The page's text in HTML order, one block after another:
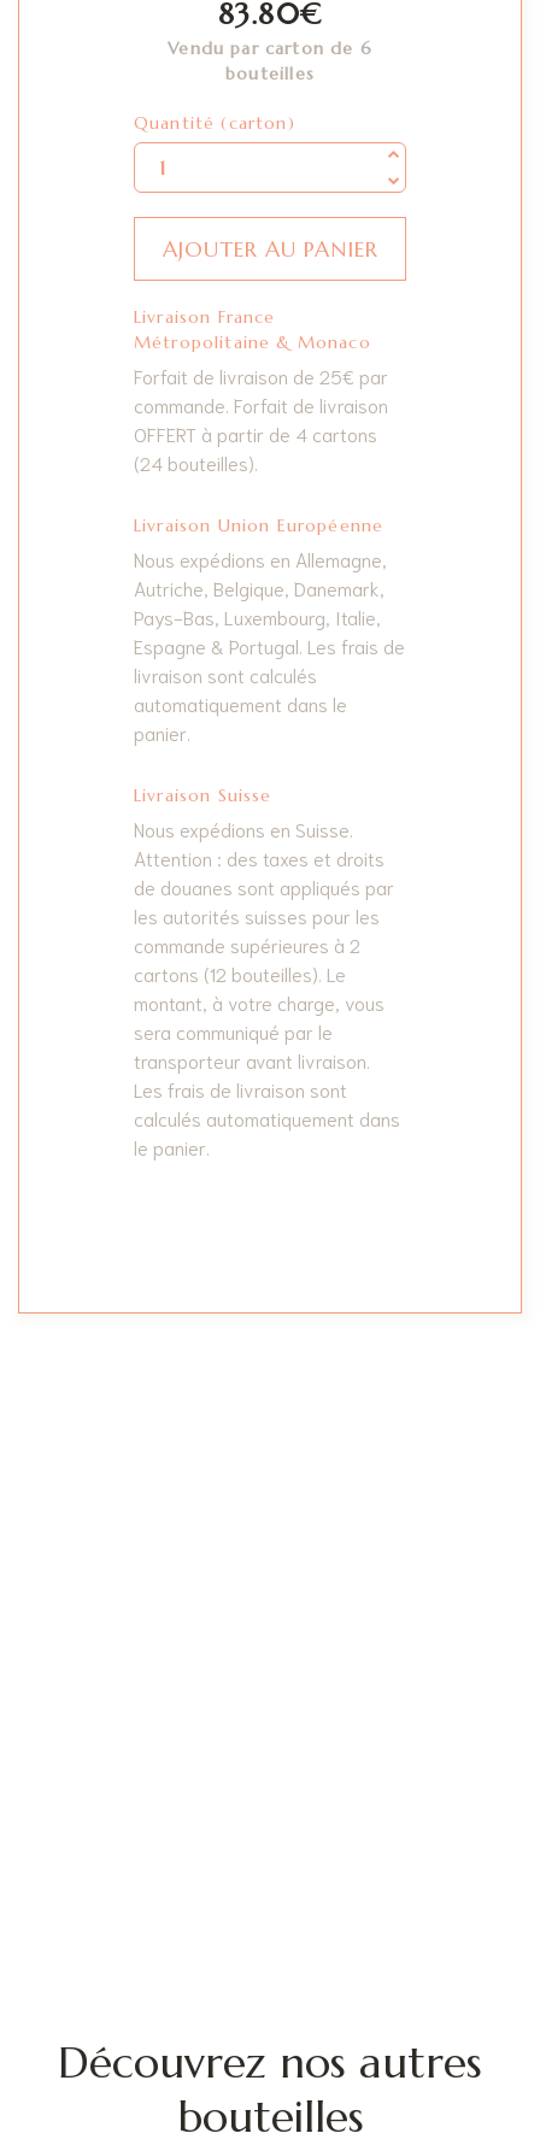
83.80€
Vendu par carton de 6
bouteilles
Quantité
Quantité (carton)
AJOUTER AU PANIER
Livraison France
Métropolitaine & Monaco
Forfait de livraison de 25€ par
commande. Forfait de livraison
OFFERT à partir de 4 cartons
(24 bouteilles).
Livraison Union Européenne
Nous expédions en Allemagne,
Autriche, Belgique, Danemark,
Pays-Bas, Luxembourg, Italie,
Espagne & Portugal. Les frais de
livraison sont calculés
automatiquement dans le
panier.
Livraison Suisse
Nous expédions en Suisse.
Attention : des taxes et droits
de douanes sont appliqués par
les autorités suisses pour les
commande supérieures à 2
cartons (12 bouteilles). Le
montant, à votre charge, vous
sera communiqué par le
transporteur avant livraison.
Les frais de livraison sont
calculés automatiquement dans
le panier.
Découvrez nos autres
bouteilles